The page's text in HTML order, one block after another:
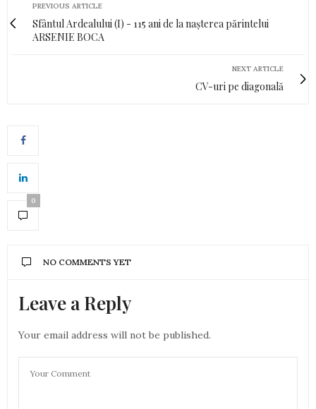
PREVIOUS ARTICLE
Sfântul Ardealului (I) - 115 ani de la nașterea părintelui
ARSENIE BOCA
NEXT ARTICLE
CV-uri pe diagonală
0
NO COMMENTS YET
Leave a Reply
Your email address will not be published.